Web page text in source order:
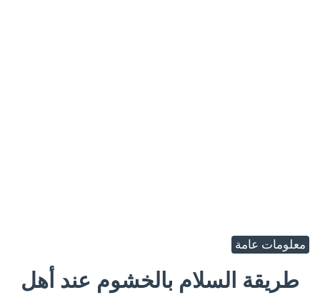
معلومات عامة
طريقة السلام بالخشوم عند أهل